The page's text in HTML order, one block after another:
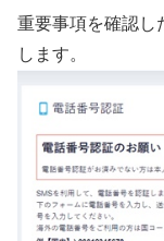
重要事項を確認し
します。